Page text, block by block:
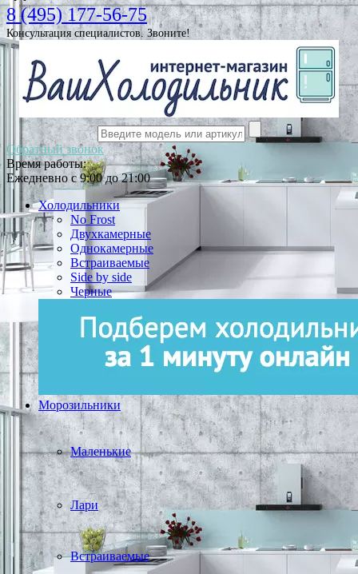
8 (495) 177-56-75
Консультация специалистов. Звоните!
Обратный звонок
Время работы:
Ежедневно с 9:00 до 21:00
Холодильники
No Frost
Двухкамерные
Однокамерные
Встраиваемые
Side by side
Черные
Морозильники
Маленькие
Лари
Встраиваемые